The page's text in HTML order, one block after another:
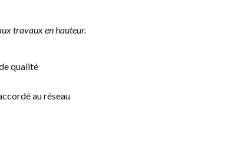
travaux en hauteur.
qualité
au réseau